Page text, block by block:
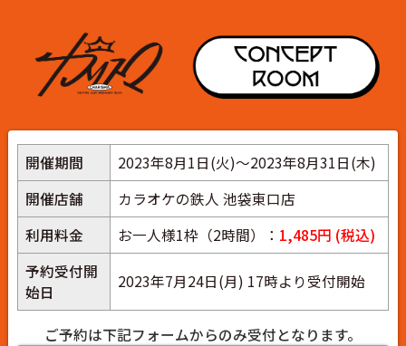
開催期間
2023年8月1日(火)～2023年8月31日(木)
開催店舗
カラオケの鉄人 池袋東口店
利用料金
お一人様1枠（2時間）： 1,485円 (税込)
予約受付開
始日
2023年7月24日(月) 17時より受付開始
ご予約は下記フォームからのみ受付となります。